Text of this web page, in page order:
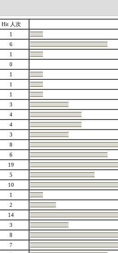
Hit 人次
1
6
1
0
1
1
1
3
4
4
3
8
6
19
5
10
1
2
14
3
8
7